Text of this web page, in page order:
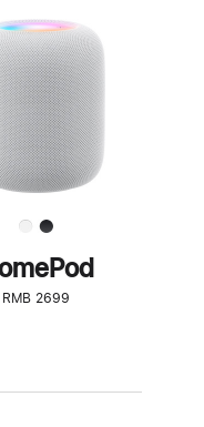
步
了
解
HomePod<
RMB 2699